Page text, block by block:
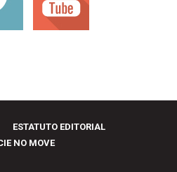
ESTATUTO EDITORIAL
NO MOVE